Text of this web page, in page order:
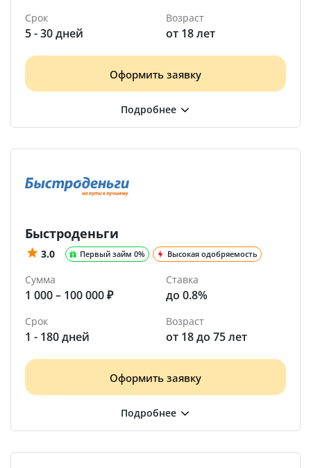
Срок
5 - 30 дней
Возраст
от 18 лет
Оформить заявку
Быстроденьги
3.0 Первый займ 0% Высокая одобряемость
Сумма
1 000 – 100 000 ₽
Ставка
до 0.8%
Срок
1 - 180 дней
Возраст
от 18 до 75 лет
Оформить заявку